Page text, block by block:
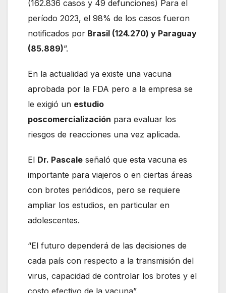
(162.836 casos y 49 defunciones) Para el
período 2023, el 98% de los casos fueron
notificados por Brasil (124.270) y Paraguay
(85.889)”.
En la actualidad ya existe una vacuna
aprobada por la FDA pero a la empresa se
le exigió un estudio
poscomercialización para evaluar los
riesgos de reacciones una vez aplicada.
El Dr. Pascale señaló que esta vacuna es
importante para viajeros o en ciertas áreas
con brotes periódicos, pero se requiere
ampliar los estudios, en particular en
adolescentes.
“El futuro dependerá de las decisiones de
cada país con respecto a la transmisión del
virus, capacidad de controlar los brotes y el